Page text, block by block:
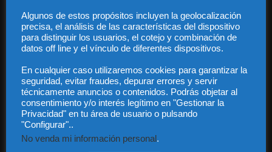
Contáctanos: info@diariojuridico.com
Incluso más noticias
Algunos de estos propósitos incluyen la geolocalización
precisa, el análisis de las características del dispositivo
para distinguir los usuarios, el cotejo y combinación de
datos off line y el vínculo de diferentes dispositivos.
En cualquier caso utilizaremos cookies para garantizar la
seguridad, evitar fraudes, depurar errores y servir
técnicamente anuncios o contenidos. Podrás objetar al
consentimiento y/o interés legítimo en "Gestionar la
Privacidad" en tu área de usuario o pulsando
"Configurar"..
No venda mi información personal.